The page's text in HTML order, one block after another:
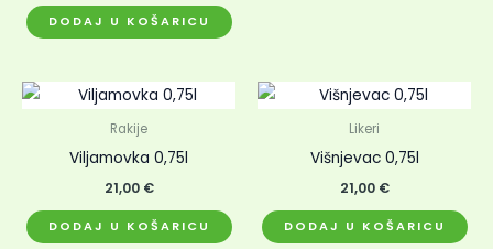
DODAJ U KOŠARICU
Rakije
Viljamovka 0,75l
21,00 €
DODAJ U KOŠARICU
Likeri
Višnjevac 0,75l
21,00 €
DODAJ U KOŠARICU